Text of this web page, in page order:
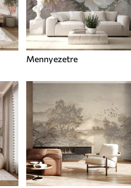
Mennyezetre